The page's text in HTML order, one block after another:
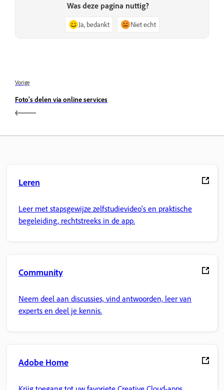
Was deze pagina nuttig?
Ja, bedankt Niet echt
Vorige
Foto's delen via online services
Leren
Leer met stapsgewijze zelfstudievideo's en praktische
begeleiding, rechtstreeks in de app.
Community
Neem deel aan discussies, vind antwoorden, leer van
experts en deel je kennis.
Adobe Home